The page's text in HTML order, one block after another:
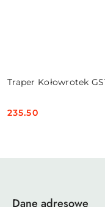
Traper Kołowrotek
Cena:
235.50
Dane adresowe